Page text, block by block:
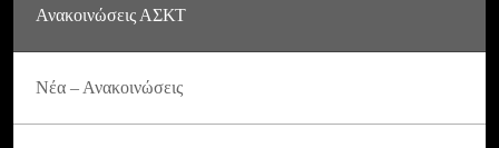
Ανακοινώσεις ΑΣΚΤ
Νέα – Ανακοινώσεις